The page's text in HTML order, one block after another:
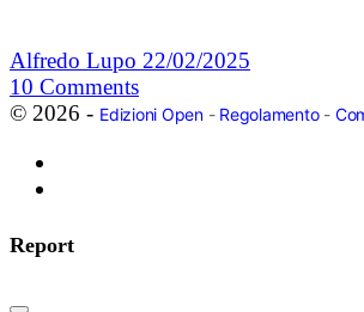
Alfredo Lupo 22/02/2025
10 Comments
© 2026 - Edizioni Open- Regolamento-
Report